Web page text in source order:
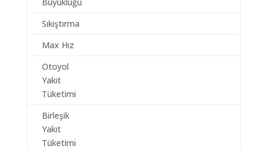
Sıkıştırma
Max Hız
Otoyol
Yakıt
Tüketimi
Birleşik
Yakıt
Tüketimi